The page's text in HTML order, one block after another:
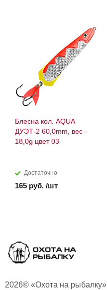
Блесна кол. AQUA
ДУЭТ-2 60,0mm, вес -
18,0g цвет 03
Достаточно
165 руб. /шт
2026© «Охота на рыбалку»